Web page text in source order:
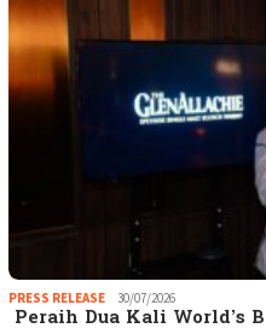
PRESS RELEASE 30/07/2026
Peraih Dua Kali World’s